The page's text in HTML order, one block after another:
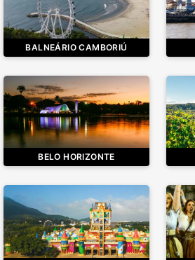
BALNEÁRIO CAMBORIÚ
BELO HORIZONTE